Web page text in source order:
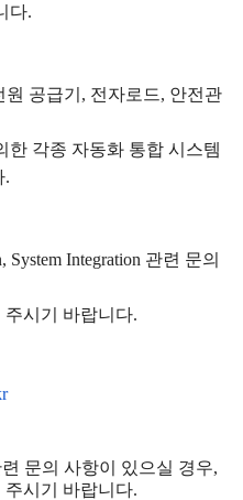
다.
원 공급기 , 전자로드, 안전관
한 각종 자동화 통합 시스템
.
System Integration 관련 문의
주시기 바랍니다.
문의 사항이 있으실 경우,
주시기 바랍니다.